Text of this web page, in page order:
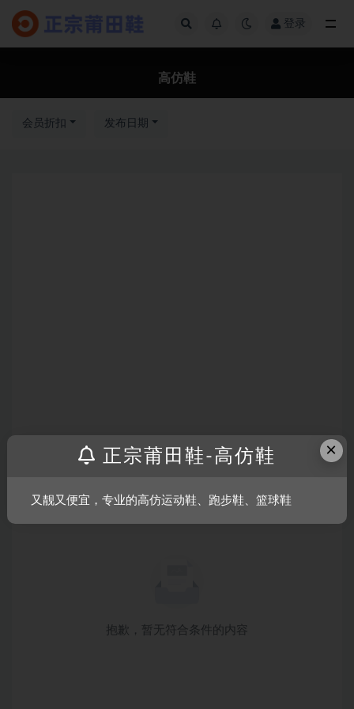
登录
高仿鞋
会员折扣 发布日期
抱歉，暂无符合条件的内容
×
正宗莆田鞋-高仿鞋
又靓又便宜，专业的高仿运动鞋、跑步鞋、篮球鞋